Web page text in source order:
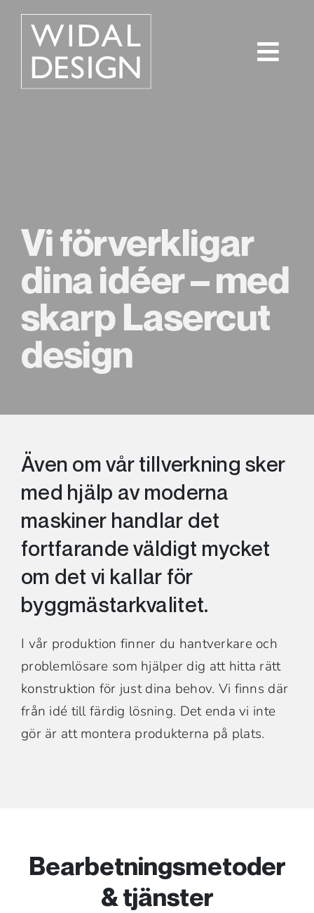
Skip
content
Vi förverkligar
dina idéer – med
skarp Lasercut
design
Även om vår tillverkning sker
med hjälp av moderna
maskiner handlar det
fortfarande väldigt mycket
om det vi kallar för
byggmästarkvalitet.
I vår produktion finner du hantverkare och
problemlösare som hjälper dig att hitta rätt
konstruktion för just dina behov. Vi finns där
från idé till färdig lösning. Det enda vi inte
gör är att montera produkterna på plats.
Bearbetningsmetoder
& tjänster